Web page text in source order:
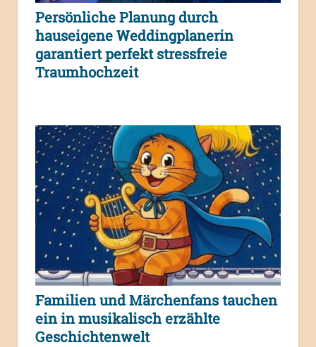
Persönliche Planung durch
hauseigene Weddingplanerin
garantiert perfekt stressfreie
Traumhochzeit
Familien und Märchenfans tauchen
ein in musikalisch erzählte
Geschichtenwelt